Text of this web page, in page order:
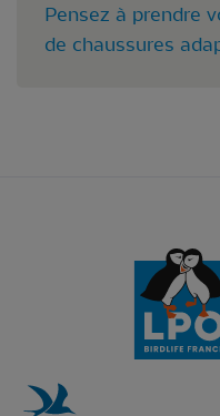
Pensez à prendre
de chaussures